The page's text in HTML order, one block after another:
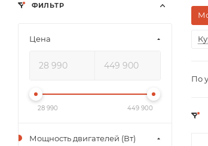
По
ФИЛЬТР
Цена
28 990 449 900
Мощность двигателей (Вт)